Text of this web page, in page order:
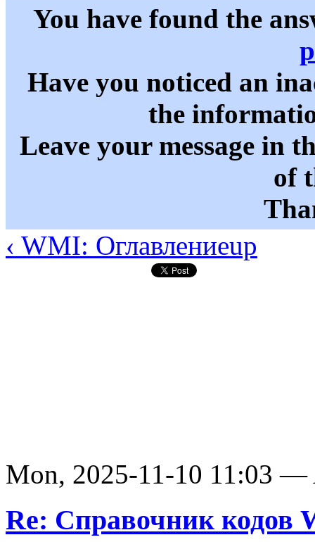
You have found the
Have you noticed an
the
Leave your message in
of
‹ WMI: Оглавлениеup
Mon, 2025-11-10 11:03 —
Re: Справочник кодов